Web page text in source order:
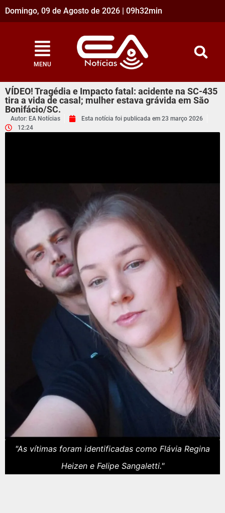
Domingo, 09 de Agosto de 2026 | 09h32min
MENU
VÍDEO! Tragédia e Impacto fatal: acidente na SC-435
tira a vida de casal; mulher estava grávida em São
Bonifácio/SC.
Autor: EA Notícias Esta notícia foi publicada em 23 março 2026
12:24
"As vítimas foram identificadas como Flávia Regina
Heizen e Felipe Sangaletti."